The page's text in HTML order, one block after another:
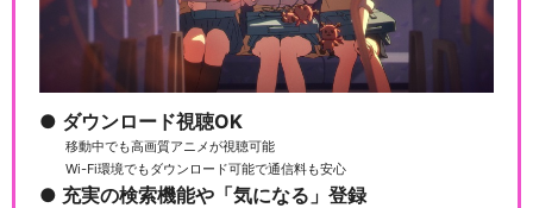
ダウンロード視聴OK
移動中でも高画質アニメが視聴可能
Wi-Fi環境でもダウンロード可能で通信料も安心
充実の検索機能や「気になる」登録